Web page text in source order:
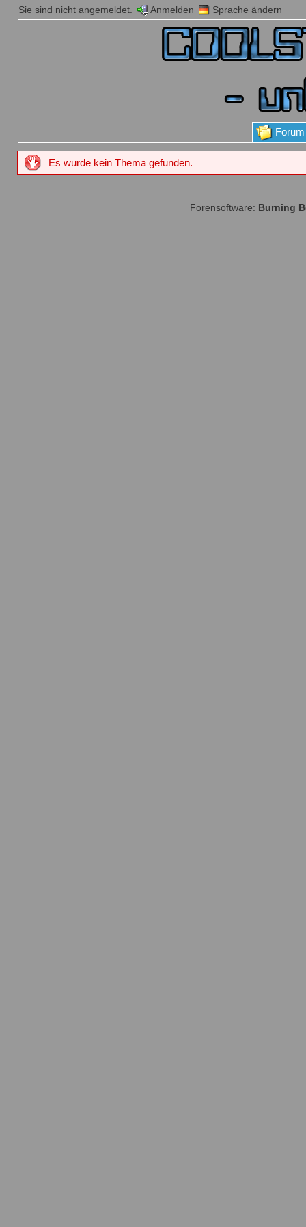
Sie sind nicht angemeldet. Anmelden Sprache ändern
Forum
Es wurde kein Thema gefunden.
Forensoftware: Burning